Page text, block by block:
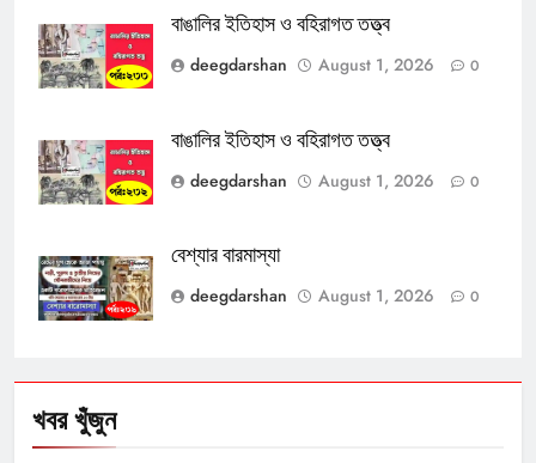
বাঙালির ইতিহাস ও বহিরাগত তত্ত্ব
deegdarshan
August 1, 2026 0
বাঙালির ইতিহাস ও বহিরাগত তত্ত্ব
deegdarshan
August 1, 2026 0
বেশ্যার বারমাস্যা
deegdarshan
August 1, 2026 0
খবর খুঁজুন